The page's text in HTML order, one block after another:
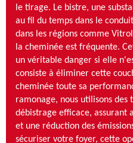
le tirage. Le bistre, une
au fil du temps dans le
dans les régions comme
la cheminée est fréquente.
un véritable danger si elle
consiste à éliminer cette
cheminée toute sa
ramonage, nous utilisons des
débistrage efficace, assurant
et une réduction des
sécuriser votre foyer, cette